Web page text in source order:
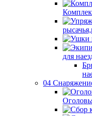
для
04